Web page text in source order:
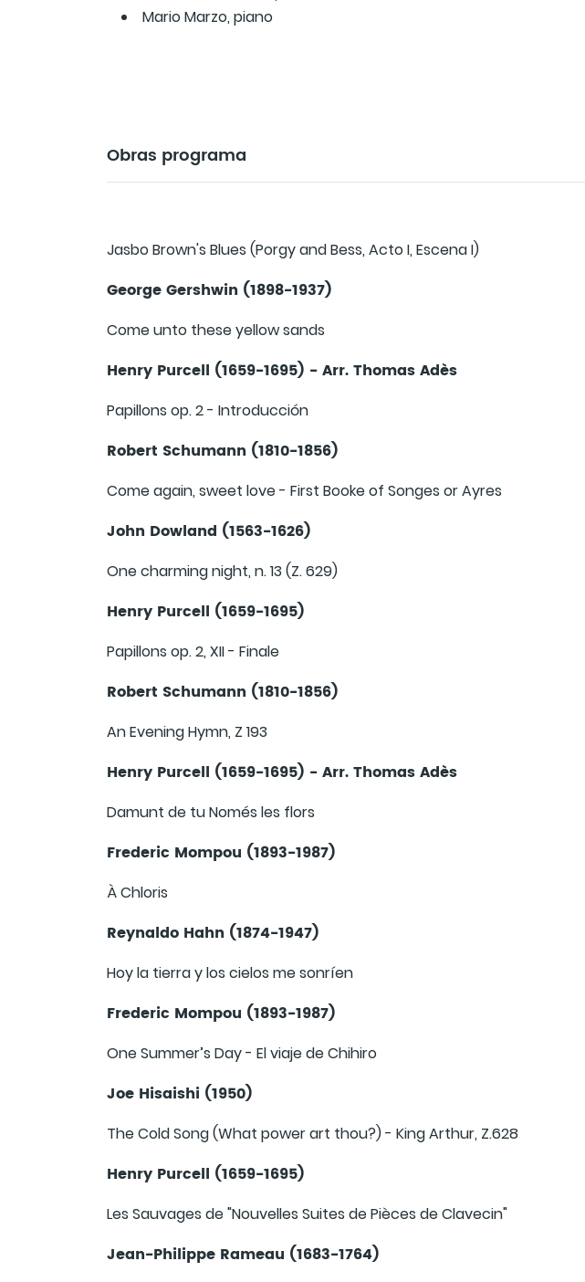
Mario Marzo, piano
Obras programa
Jasbo Brown's Blues (Porgy and Bess, Acto I, Escena I)
George Gershwin (1898-1937)
Come unto these yellow sands
Henry Purcell (1659-1695) - Arr. Thomas Adès
Papillons op. 2 - Introducción
Robert Schumann (1810-1856)
Come again, sweet love - First Booke of Songes or Ayres
John Dowland (1563-1626)
One charming night, n. 13 (Z. 629)
Henry Purcell (1659-1695)
Papillons op. 2, XII - Finale
Robert Schumann (1810-1856)
An Evening Hymn, Z 193
Henry Purcell (1659-1695) - Arr. Thomas Adès
Damunt de tu Només les flors
Frederic Mompou (1893-1987)
À Chloris
Reynaldo Hahn (1874-1947)
Hoy la tierra y los cielos me sonríen
Frederic Mompou (1893-1987)
One Summer’s Day - El viaje de Chihiro
Joe Hisaishi (1950)
The Cold Song (What power art thou?) - King Arthur, Z.628
Henry Purcell (1659-1695)
Les Sauvages de "Nouvelles Suites de Pièces de Clavecin"
Jean-Philippe Rameau (1683-1764)